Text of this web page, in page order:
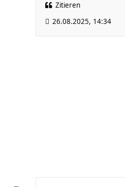
Zitieren
26.08.2025, 14:34